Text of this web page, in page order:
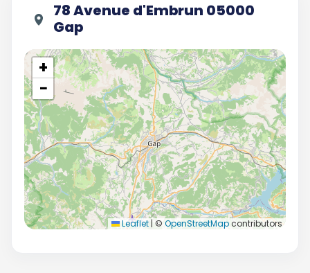
78 Avenue d'Embrun 05000
Gap
+
−
Leaflet | © OpenStreetMapcontributors